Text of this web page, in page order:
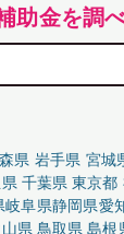
助金を調
県 岩手県 宮城
千葉県 東京都
岐阜県静岡県愛
県 鳥取県 島根